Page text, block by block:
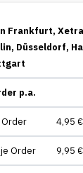
Frankfurt,
Düsseldorf,
p.a.
4,95
Order 9,95 €